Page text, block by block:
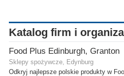
Katalog firm i
Food Plus Edinburgh, Granton
Sklepy spożywcze, Edynburg
Odkryj najlepsze polskie produkty w